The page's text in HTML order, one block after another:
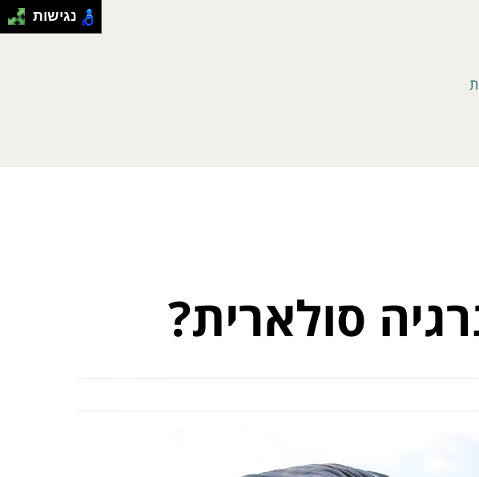
סולארית?
נגישות